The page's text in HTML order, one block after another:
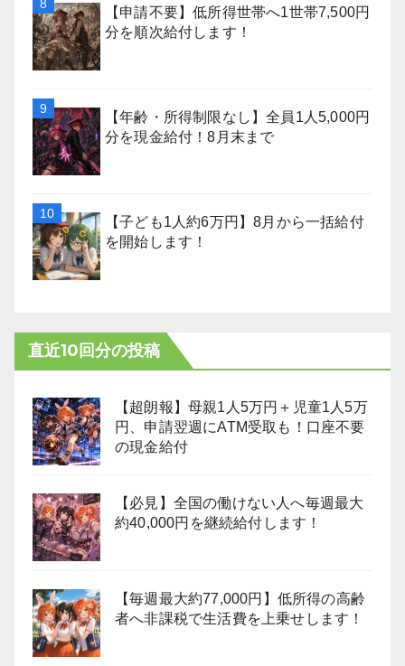
【申請不要】低所得世帯へ1世帯7,500円
分を順次給付します！
【年齢・所得制限なし】全員1人5,000円
分を現金給付！8月末まで
【子ども1人約6万円】8月から一括給付
を開始します！
直近10回分の投稿
【超朗報】母親1人5万円＋児童1人5万
円、申請翌週にATM受取も！口座不要
の現金給付
【必見】全国の働けない人へ毎週最大
約40,000円を継続給付します！
【毎週最大約77,000円】低所得の高齢
者へ非課税で生活費を上乗せします！